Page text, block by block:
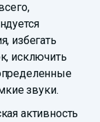
избегать
исключить
звуки.
активность